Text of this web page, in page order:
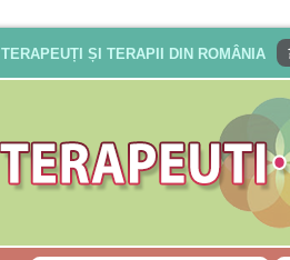
TERAPEUȚI ȘI TERAPII DIN ROMÂNIA